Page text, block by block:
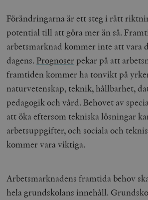
Förändringarna är ett steg i rätt
potential till att göra mer än så.
arbetsmarknad kommer inte att vara
dagens.Prognoser pekar på att
framtiden kommer ha tonvikt på
naturvetenskap, teknik, hållbarhet,
pedagogik och vård. Behovet av
att öka eftersom tekniska lösningar
arbetsuppgifter, och sociala och
kommer vara viktiga.
Arbetsmarknadens framtida behov
hela grundskolans innehåll.